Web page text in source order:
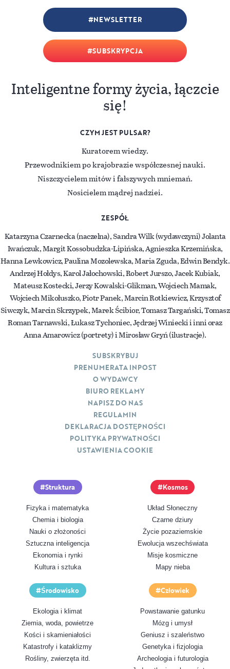
SUBSKRYPCJA
NEWSLETTER
Inteligentne formy życia, łączcie
się!
CZYM JEST PULSAR?
Kuratorem wiedzy.
Przewodnikiem po krajobrazie współczesnej nauki.
Niszczycielem mitów i fałszywych mniemań.
Nosicielem mądrej nadziei.
ZESPÓŁ
Katarzyna Czarnecka (naczelna), Sandra Wilk (wydawczyni) Jolanta
Iwańczuk, Margit Kossobudzka-Lipińska, Agnieszka Krzemińska,
Hanna Lewkowicz, Paulina Mozolewska, Maria Zguda, Edwin Bendyk.
Andrzej Hołdys, Karol Jałochowski, Robert Jurszo, Jacek Kubiak,
Mateusz Kostecki, Jerzy Kowalski-Glikman, Wojciech Mamak,
Wojciech Mikołuszko, Piotr Panek, Marcin Rotkiewicz, Krzysztof
Siwczyk, Marcin Skrzypek, Marek Ścibior, Tomasz Targański, Tomasz
Roman Tarnawski, Łukasz Tychoniec, Jędrzej Winiecki i inni oraz
Anna Amarowicz (portrety) i Mirosław Gryń (ilustracje).
Struktura
Fizyka i matematyka
Chemia i biologia
Nauki o złożoności
Sztuczna inteligencja
Ekonomia i rynki
Kultura i sztuka
Kosmos
Układ Słoneczny
Czarne dziury
Życie pozaziemskie
Ewolucja wszechświata
Misje kosmiczne
Mapy nieba
Środowisko
Ekologia i klimat
Ziemia, woda, powietrze
Kości i skamieniałości
Katastrofy i kataklizmy
Rośliny, zwierzęta itd.
Człowiek
Powstawanie gatunku
Mózg i umysł
Geniusz i szaleństwo
Genetyka i fizjologia
Archeologia i futurologia
SUBSKRYBUJ
PRENUMERATA INPOST
O WYDAWCY
BIURO REKLAMY
NAPISZ DO NAS
REGULAMIN
DEKLARACJA DOSTĘPNOŚCI
POLITYKA PRYWATNOŚCI
USTAWIENIA COOKIE